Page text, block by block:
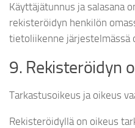
Käyttäjätunnus ja salasana
rekisteröidyn henkilön
tietoliikenne järjestelmässä
9. Rekisteröidyn
Tarkastusoikeus ja oikeus
Rekisteröidyllä on oikeus